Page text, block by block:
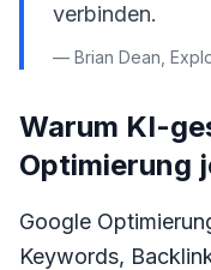
verbinden.
— Brian Dean,
Warum KI-
Optimierung
Google
Keywords,